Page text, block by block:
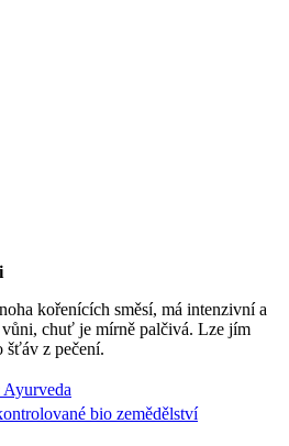
kořenících směsí, má intenzivní a
chuť je mírně palčivá. Lze jím
šťáv z pečení.
Ayurveda
bio zemědělství